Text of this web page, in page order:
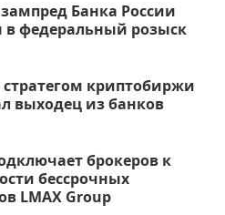
Банка России
в федеральный розыск
криптобиржи
выходец из банков
брокеров к
бессрочных
LMAX Group